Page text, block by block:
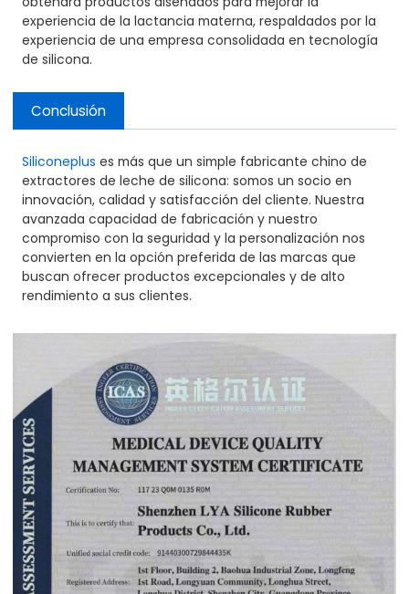
experiencia de la lactancia materna, respaldados por la
experiencia de una empresa consolidada en tecnología
de silicona.
Conclusión
Siliconeplus es más que un simple fabricante chino de
extractores de leche de silicona: somos un socio en
innovación, calidad y satisfacción del cliente. Nuestra
avanzada capacidad de fabricación y nuestro
compromiso con la seguridad y la personalización nos
convierten en la opción preferida de las marcas que
buscan ofrecer productos excepcionales y de alto
rendimiento a sus clientes.